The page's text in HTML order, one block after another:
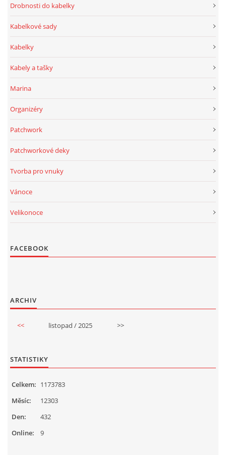
Drobnosti do kabelky
Kabelkové sady
Kabelky
Kabely a tašky
Marina
Organizéry
Patchwork
Patchworkové deky
Tvorba pro vnuky
Vánoce
Velikonoce
FACEBOOK
ARCHIV
<< listopad / 2025 >>
STATISTIKY
Online: 9
Celkem: 1173783
Měsíc:
12303
Den:
432